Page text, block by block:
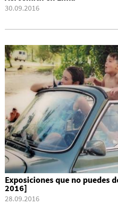
30.09.2016
Exposiciones que no puedes
2016]
28.09.2016